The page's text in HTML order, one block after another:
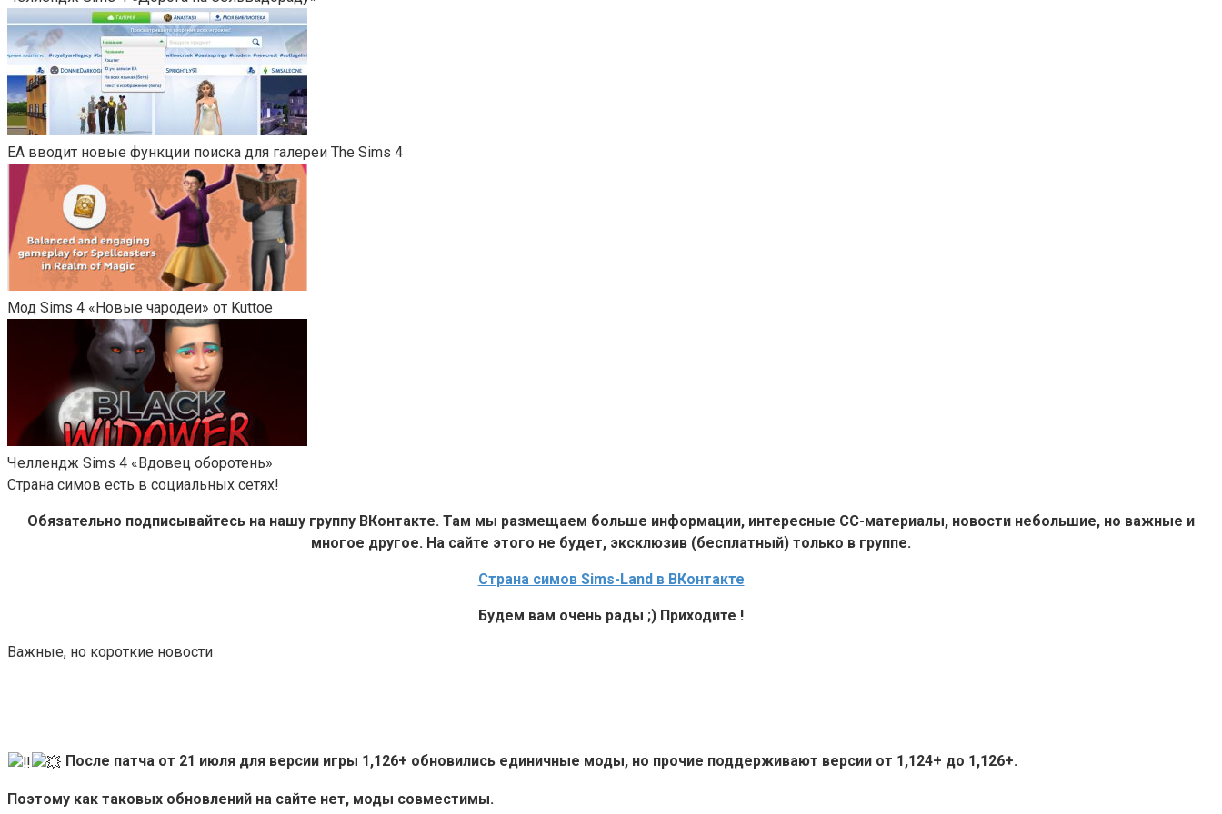
EA вводит новые функции поиска для галереи The Sims 4
Мод Sims 4 «Новые чародеи» от Kuttoe
Челлендж Sims 4 «Вдовец оборотень»
Страна симов есть в социальных сетях!
Обязательно подписывайтесь на нашу группу ВКонтакте. Там мы размещаем больше информации, интересные СС-материалы, новости небольшие, но важные и
многое другое. На сайте этого не будет, эксклюзив (бесплатный) только в группе.
Страна симов Sims-Land в ВКонтакте
Будем вам очень рады ;) Приходите !
Важные, но короткие новости
После патча от 21 июля для версии игры 1,126+ обновились единичные моды, но прочие поддерживают версии от 1,124+ до 1,126+.
Поэтому как таковых обновлений на сайте нет, моды совместимы.